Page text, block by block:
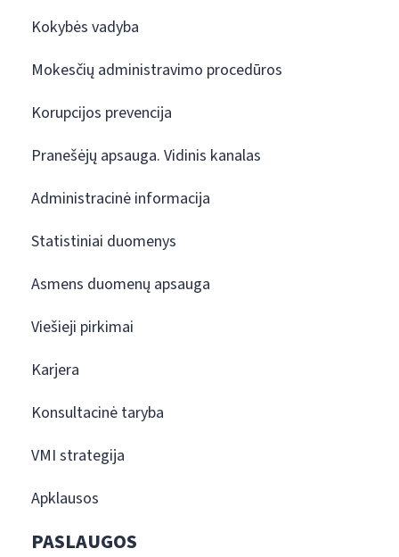
Kokybės vadyba
Mokesčių administravimo procedūros
Korupcijos prevencija
Pranešėjų apsauga. Vidinis kanalas
Administracinė informacija
Statistiniai duomenys
Asmens duomenų apsauga
Viešieji pirkimai
Karjera
Konsultacinė taryba
VMI strategija
Apklausos
PASLAUGOS